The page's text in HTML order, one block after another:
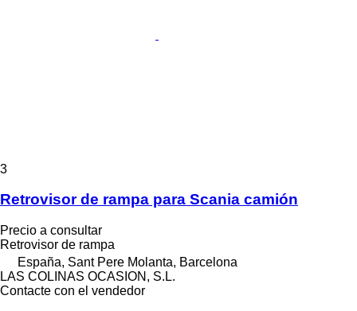
3
Retrovisor de rampa para Scania camión
Precio a consultar
Retrovisor de rampa
España, Sant Pere Molanta, Barcelona
LAS COLINAS OCASION, S.L.
Contacte con el vendedor